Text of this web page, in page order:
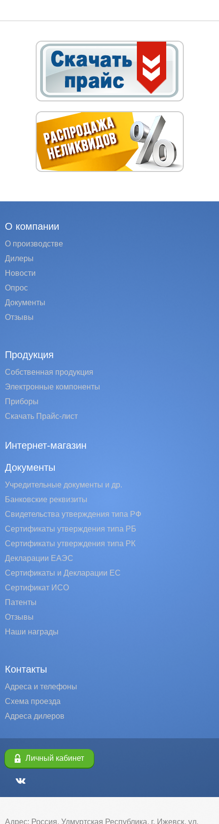
О компании
О производстве
Дилеры
Новости
Опрос
Документы
Отзывы
Продукция
Собственная продукция
Электронные компоненты
Приборы
Скачать Прайс-лист
Интернет-магазин
Документы
Учредительные документы и др.
Банковские реквизиты
Свидетельства утверждения типа РФ
Сертификаты утверждения типа РБ
Сертификаты утверждения типа РК
Декларации ЕАЭС
Сертификаты и Декларации EC
Сертификат ИСО
Патенты
Отзывы
Наши награды
Контакты
Адреса и телефоны
Схема проезда
Адреса дилеров
Личный кабинет
Адрес: Россия, Удмуртская Республика, г. Ижевск, ул.